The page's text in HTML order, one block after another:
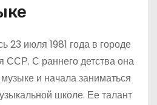
23 июля 1981 года в городе
ССР. С раннего детства она
и начала заниматься
школе. Ее талант